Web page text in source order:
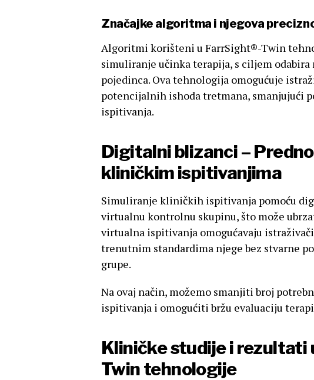
Značajke algoritma i njegova
Algoritmi korišteni u FarrSight®-Twin
simuliranje učinka terapija, s ciljem
pojedinca. Ova tehnologija omogućuje
potencijalnih ishoda tretmana, smanjujući
ispitivanja.
Digitalni blizanci –
kliničkim ispitivanjima
Simuliranje kliničkih ispitivanja pomoću
virtualnu kontrolnu skupinu, što može
virtualna ispitivanja omogućavaju
trenutnim standardima njege bez stvarne
grupe.
Na ovaj način, možemo smanjiti broj
ispitivanja i omogućiti bržu evaluaciju
Kliničke studije i rezultati
Twin tehnologije